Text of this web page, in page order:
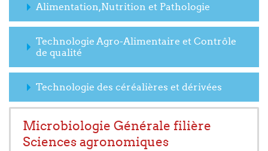
Alimentation,Nutrition et Pathologie
Technologie Agro-Alimentaire et Contrôle
de qualité
Technologie des céréalières et dérivées
Microbiologie Générale filière
Sciences agronomiques